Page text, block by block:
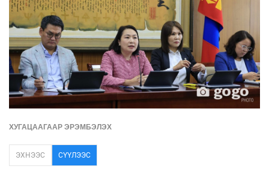
ХУГАЦААГААР ЭРЭМБЭЛЭХ
ЭХНЭЭС СҮҮЛЭЭС